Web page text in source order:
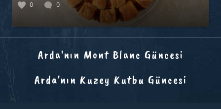
0 0
Arda'nın Mont Blanc Güncesi
Arda'nın Kuzey Kutbu Güncesi